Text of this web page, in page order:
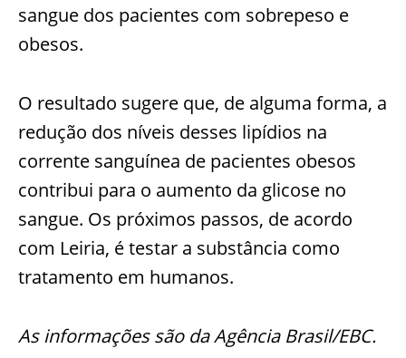
sangue dos pacientes com sobrepeso e
obesos.
O resultado sugere que, de alguma forma, a
redução dos níveis desses lipídios na
corrente sanguínea de pacientes obesos
contribui para o aumento da glicose no
sangue. Os próximos passos, de acordo
com Leiria, é testar a substância como
tratamento em humanos.
As informações são da Agência Brasil/EBC.